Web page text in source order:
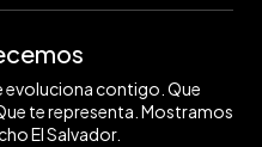
evoluciona contigo. Que
te representa. Mostramos
El Salvador.